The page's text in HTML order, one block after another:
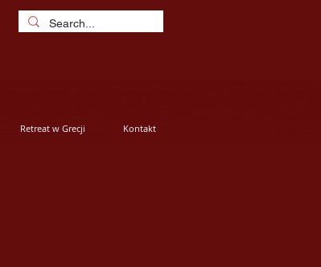
Retreat w Grecji Kontakt